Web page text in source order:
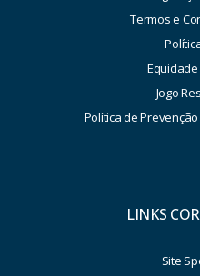
Termos e
Jogo
Política de
LINKS
Site